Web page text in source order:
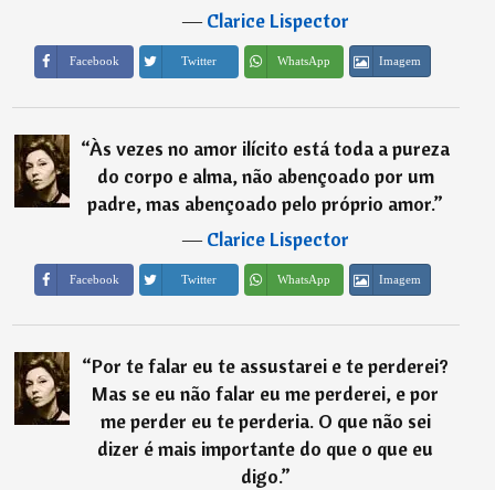
―Clarice Lispector
Facebook Twitter WhatsApp Imagem
“Às vezes no amor ilícito está toda a pureza
do corpo e alma, não abençoado por um
padre, mas abençoado pelo próprio amor.”
―Clarice Lispector
Facebook Twitter WhatsApp Imagem
“Por te falar eu te assustarei e te perderei?
Mas se eu não falar eu me perderei, e por
me perder eu te perderia. O que não sei
dizer é mais importante do que o que eu
digo.”